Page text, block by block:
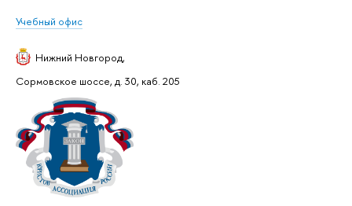
Учебный офис
Нижний Новгород,
Сормовское шоссе, д. 30, каб. 205